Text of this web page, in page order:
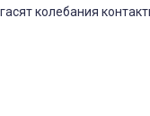
колебания